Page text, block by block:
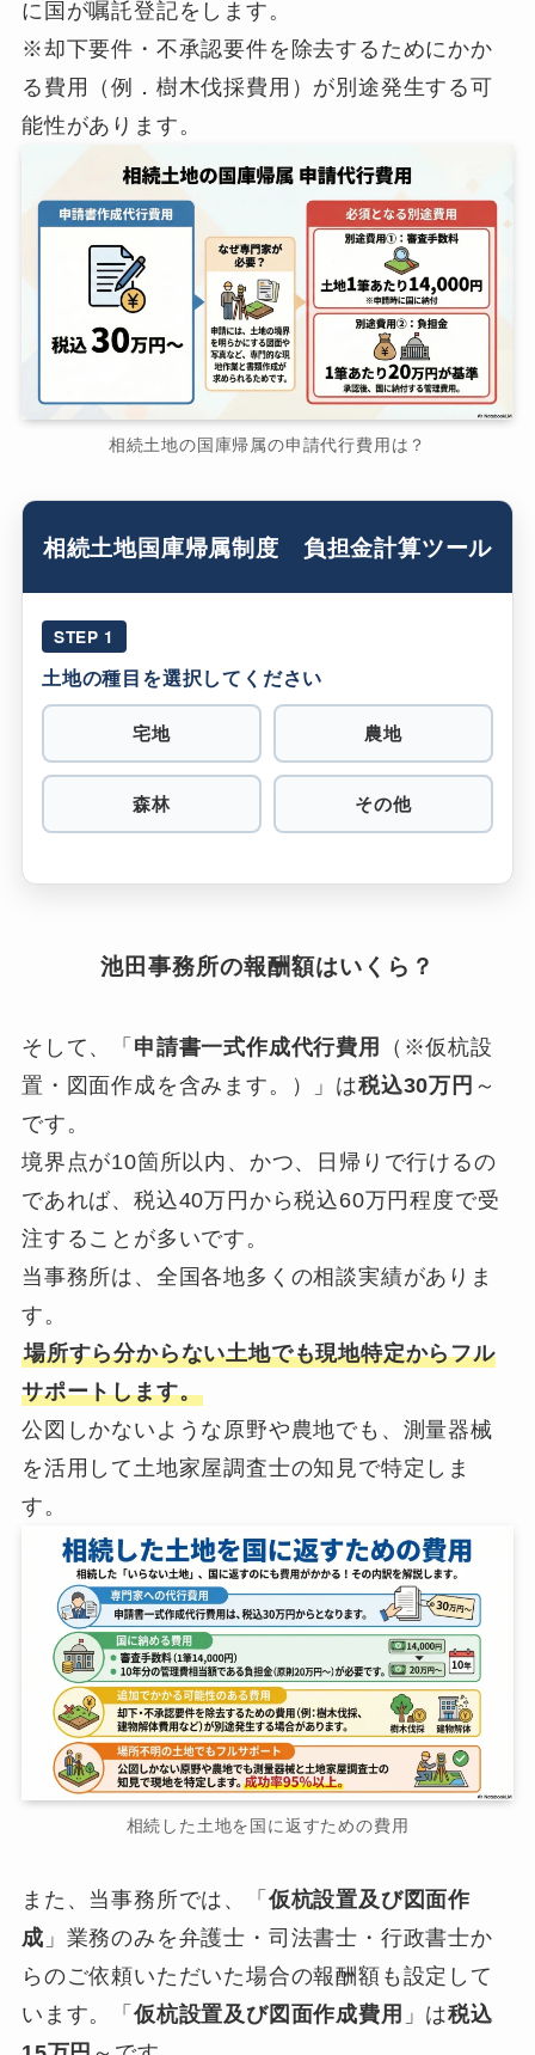
に国が嘱託登記をします。
※却下要件・不承認要件を除去するためにかか
る費用（例．樹木伐採費用）が別途発生する可
能性があります。
相続土地の国庫帰属の申請代行費用は？
相続土地国庫帰属制度 負担金計算ツール
STEP 1
土地の種目を選択してください
宅地 農地
森林 その他
池田事務所の報酬額はいくら？
そして、「 申請書一式作成代行費用
（※仮杭設
置・図面作成を含みます。）」は税込30万円 ～
です。
境界点が10箇所以内、かつ、日帰りで行けるの
であれば、税込40万円から税込60万円程度で受
注することが多いです。
当事務所は、全国各地多くの相談実績がありま
す。
場所すら分からない土地でも現地特定からフル
サポートします。
公図しかないような原野や農地でも、測量器械
を活用して土地家屋調査士の知見で特定しま
す。
相続した土地を国に返すための費用
また、当事務所では、「 仮杭設置及び図面作
成 」業務のみを弁護士・司法書士・行政書士か
らのご依頼いただいた場合の報酬額も設定して
います。「 仮杭設置及び図面作成費用 」は税込